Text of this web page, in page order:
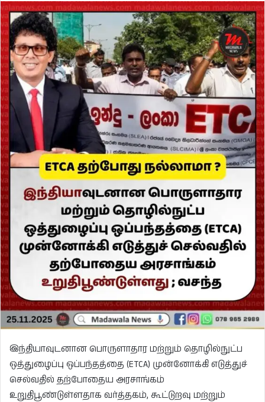
இந்தியாவுடனான பொருளாதார மற்றும் தொழில்நுட்ப
ஒத்துழைப்பு ஒப்பந்தத்தை (ETCA) முன்னோக்கி எடுத்துச்
செல்வதில் தற்போதைய அரசாங்கம்
உறுதிபூண்டுள்ளதாக வர்த்தகம், கூட்டுறவு மற்றும்